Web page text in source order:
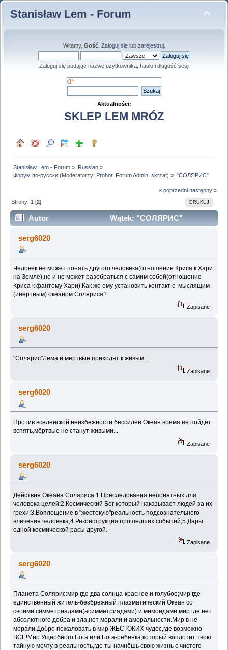
Stanisław Lem - Forum
Witamy, Gość. Zaloguj sięlub zarejestruj.
Zaloguj się podając nazwę użytkownika, hasło i długość sesji
Aktualności:
SKLEP LEM MRÓZ
Stanisław Lem - Forum » Russian»
Форум по-русски (Moderatorzy: Prohor, Forum Admin ,skrzat) » "СОЛЯРИС"
« poprzedni następny »
DRUKUJ
Strony: 1 [2]
Autor
Wątek: "СОЛЯРИС"
(Przeczytany 182233 razy)
serg6020
Человек не может понять другого человека(отношение Криса к Хари
на Земле),но и не может разобраться с самим собой(отношение
Криса к фантому Хари).Как же ему установить контакт с мыслящим
(инертным) океаном Соляриса?
Zapisane
serg6020
"Солярис"Лема:и мёртвые приходят к живым...
Zapisane
serg6020
Против вселенской неизбежности бессилен Океан:время не пойдёт
вспять,мёртвые не станут живыми...
Zapisane
serg6020
Действия Океана Соляриса:1.Преследования непонятных для
человека целей;2.Космический Бог который наказывает людей за их
грехи;3.Воплощение в "жестокую"реальность подсознательного
влечения человека;4.Реконструкция прошедших событий;5.Дары
одной космической расы другой.
Zapisane
serg6020
Планета Солярис:мир где два солнца-красное и голубое;мир где
единственный житель-безбрежный плазматический Океан со
своими симметриадами(асимметриадами) и мимоидами;мир где нет
абсолютного добра и зла,нет морали и аморальности.Мир в не
морали.Добро пожаловать в мир ЖЕСТОКИХ чудес,где возможно
ВСЁ!Мир Ущербного Бога или Бога-ребёнка,который воплотит твою
тайную мечту в реальность,где ты начнёшь свою жизнь с чистого